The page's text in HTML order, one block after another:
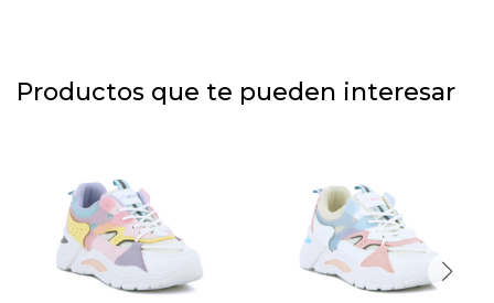
Productos que te pueden interesar